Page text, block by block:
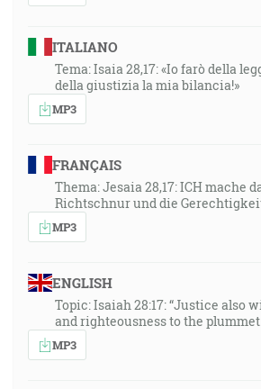
ITALIANO
Tema: Isaia 28,17: «Io farò della
della giustizia la mia bilancia!»
MP3
FRANÇAIS
Thema: Jesaia 28,17: ICH mache
Richtschnur und die
MP3
ENGLISH
Topic: Isaiah 28:17: “Justice also
and righteousness to the
MP3